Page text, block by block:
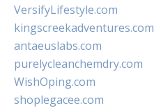
VersifyLifestyle.com
kingscreekadventures.com
antaeuslabs.com
purelycleanchemdry.com
WishOping.com
shoplegacee.com